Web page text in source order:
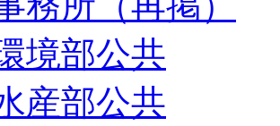
境部公共
産部公共